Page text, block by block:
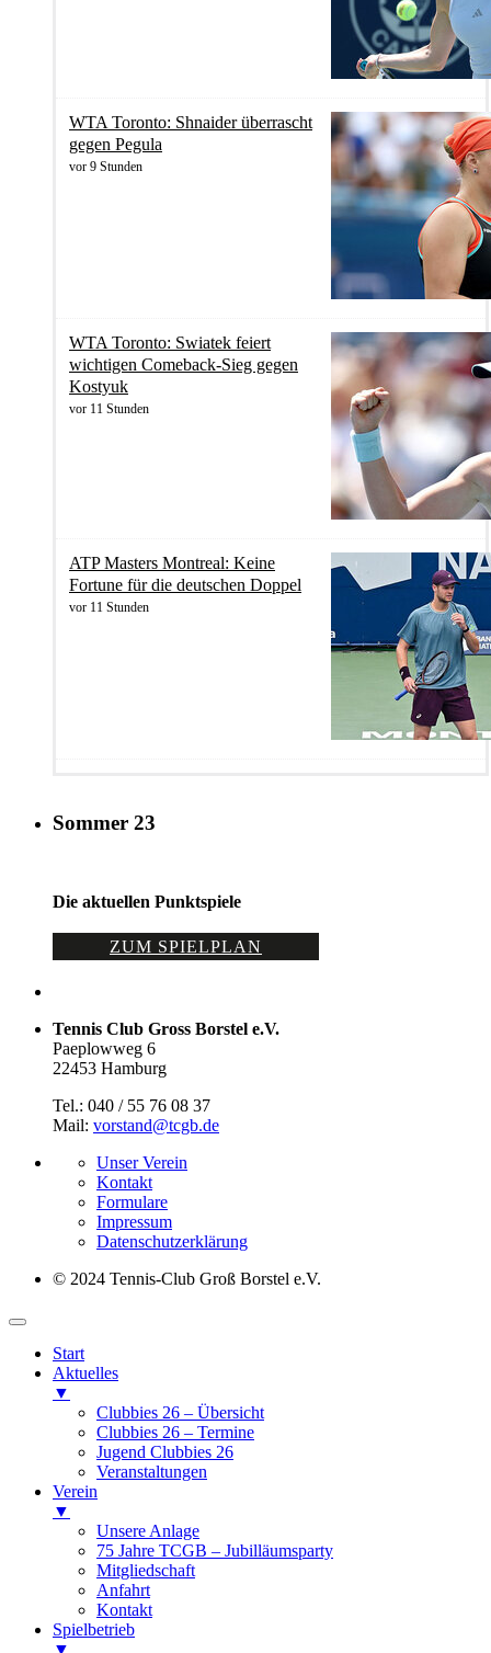
WTA Toronto: Shnaider überrascht
gegen Pegula
vor 9 Stunden
WTA Toronto: Swiatek feiert
wichtigen Comeback-Sieg gegen
Kostyuk
vor 11 Stunden
ATP Masters Montreal: Keine
Fortune für die deutschen Doppel
vor 11 Stunden
Sommer 23
Die aktuellen Punktspiele
ZUM SPIELPLAN
Tennis Club Gross Borstel e.V.
Paeplowweg 6
22453 Hamburg
Tel.: 040 / 55 76 08 37
Mail: vorstand@tcgb.de
Unser Verein
Kontakt
Formulare
Impressum
Datenschutz­erklärung
© 2024 Tennis-Club Groß Borstel e.V.
Start
Aktuelles
▼
Clubbies 26 – Übersicht
Clubbies 26 – Termine
Jugend Clubbies 26
Veranstaltungen
Verein
▼
Unsere Anlage
75 Jahre TCGB – Jubilläumsparty
Mitgliedschaft
Anfahrt
Kontakt
Spielbetrieb